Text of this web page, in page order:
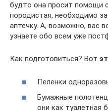
будто она просит помощи
породистая, необходимо
аптечку. А, возможно, вас
узнаете обо всем уже
Как подготовиться? Вот
Пеленки
Бумажные
они как туалетная